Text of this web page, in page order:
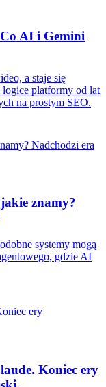
AI i Gemini
a staje się
platformy od lat
na prostym SEO.
znamy?
systemy mogą
gdzie AI
Koniec ery